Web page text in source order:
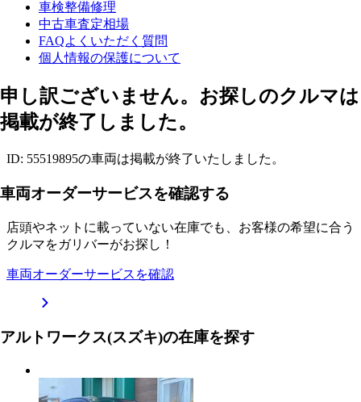
車検整備修理
中古車査定相場
FAQよくいただく質問
個人情報の保護について
申し訳ございません。お探しのクルマは
掲載が終了しました。
ID: 55519895の車両は掲載が終了いたしました。
車両オーダーサービスを確認する
店頭やネットに載っていない在庫でも、お客様の希望に合う
クルマをガリバーがお探し！
車両オーダーサービスを確認
アルトワークス(スズキ)の在庫を探す